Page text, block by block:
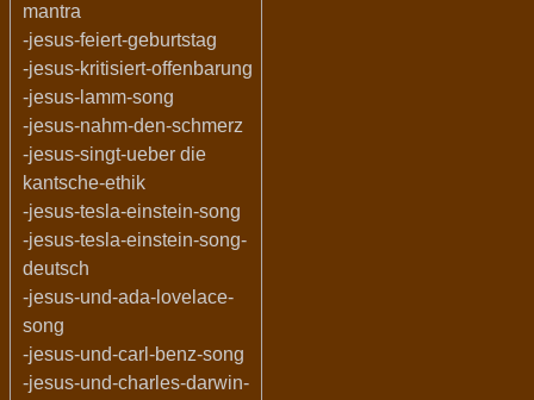
mantra
-jesus-feiert-geburtstag
-jesus-kritisiert-offenbarung
-jesus-lamm-song
-jesus-nahm-den-schmerz
-jesus-singt-ueber die
kantsche-ethik
-jesus-tesla-einstein-song
-jesus-tesla-einstein-song-
deutsch
-jesus-und-ada-lovelace-
song
-jesus-und-carl-benz-song
-jesus-und-charles-darwin-